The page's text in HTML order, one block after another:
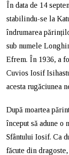
În data de 14
stabilindu-se la
îndrumarea
sub numele
Efrem. În 1936, a
Cuvios Iosif
acesta rugăciunea
După moartea
început să adune o
Sfântului Iosif. Ca
făcute din